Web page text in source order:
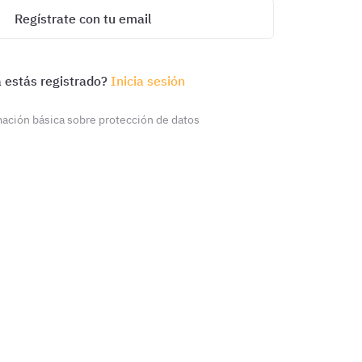
Regístrate con tu email
estás registrado? Inicia sesión
básica sobre protección de datos